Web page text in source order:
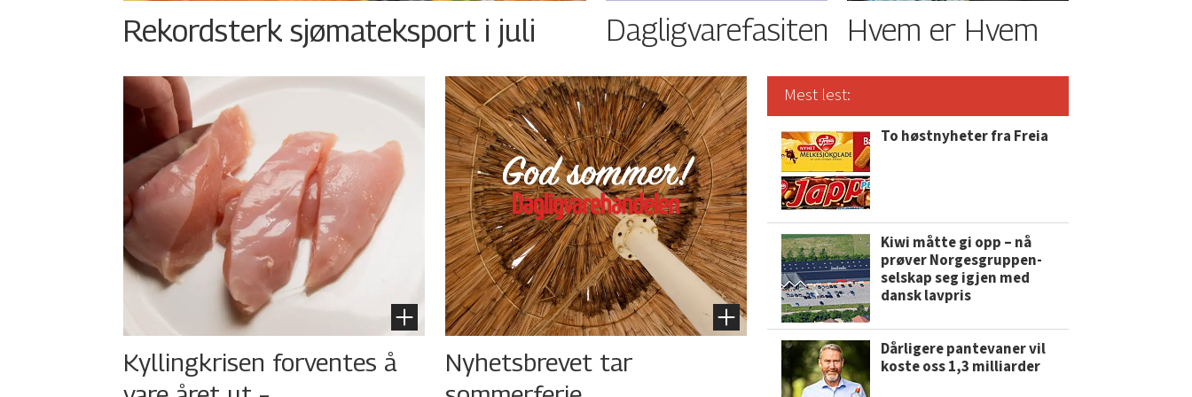
Rekordsterk sjømateksport i juli Dagligvarefasiten Hvem er Hvem
Kyllingkrisen forventes å
Nyhetsbrevet tar
Mest lest:
To høstnyheter fra Freia
Kiwi måtte gi opp – nå
prøver Norgesgruppen-
selskap seg igjen med
dansk lavpris
Dårligere pantevaner vil
koste oss 1,3 milliarder